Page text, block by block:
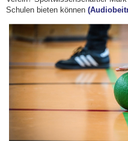
Schulen bieten können